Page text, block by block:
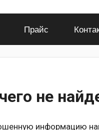
Прайс
не
информацию